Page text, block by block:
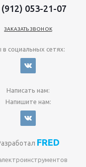
(912) 053-21-07
ЗАКАЗАТЬ ЗВОНОК
социальных сетях:
Написать нам:
Напишите нам:
FRED